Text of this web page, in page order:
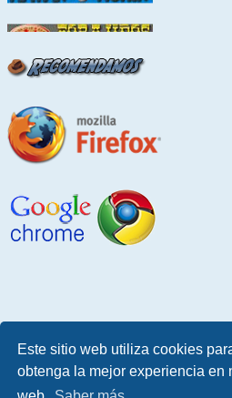
Este sitio web utiliza cookies
obtenga la mejor experiencia en